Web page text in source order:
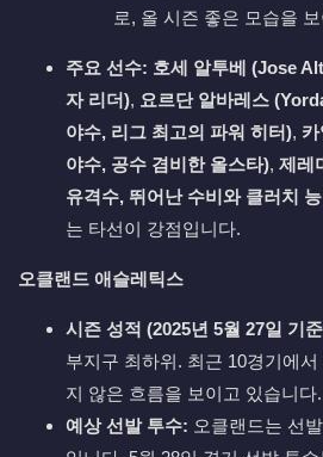
로, 올 시즌 좋은 모습을
주요 선수: 호세 알투베 (Jose
자 리더), 요르단 알바레스
야수, 리그 최고의 파워 히터),
야수, 공수 겸비한 올스타), 제레
유격수, 뛰어난 수비와 클러치
는 타선이 강점입니다.
오클랜드 애슬레틱스
시즌 성적 (2025년 5월 27일 기
부지구 최하위. 최근 10경기에
지 않은 흐름을 보이고 있습니다.
예상 선발 투수: 오클랜드는 선